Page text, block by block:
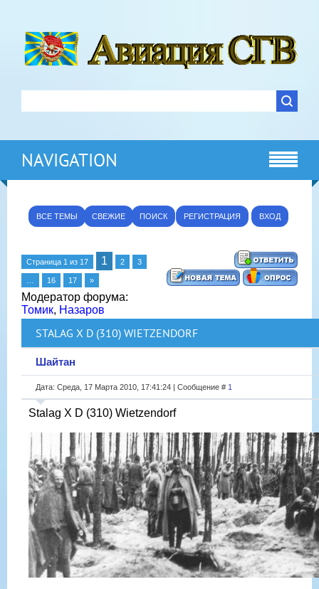
NAVIGATION
ВСЕ ТЕМЫ СВЕЖИЕ ПОИСК РЕГИСТРАЦИЯ ВХОД
Страница 1 из 17 1 2 3
16 17 »
Модератор форума:
Томик, Назаров
STALAG X D (310) WIETZENDORF
Шайтан
Дата: Среда, 17 Марта 2010, 17:41:24 | Сообщение # 1
Stalag X D (310) Wietzendorf